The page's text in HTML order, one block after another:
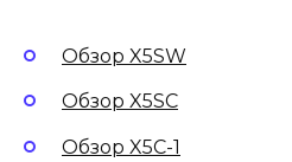
Обзор X5SW
Обзор X5SC
Обзор X5C-1